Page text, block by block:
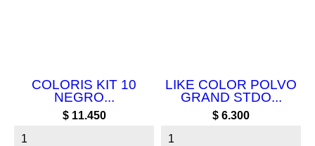
COLORIS KIT 10
NEGRO...
Precio
$ 11.450
LIKE COLOR POLVO
GRAND STDO...
Precio
$ 6.300